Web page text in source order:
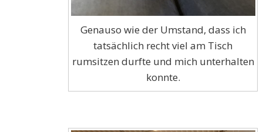
Genauso wie der Umstand, dass ich
tatsächlich recht viel am Tisch
rumsitzen durfte und mich unterhalten
konnte.